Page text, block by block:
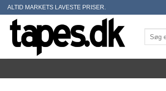
Skip
content
ALTID MARKETS LAVESTE PRISER.
Søg
efter: